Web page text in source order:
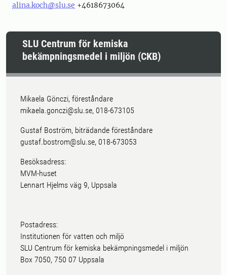
alina.koch@slu.se +4618673064
SLU Centrum för kemiska
bekämpningsmedel i miljön (CKB)
Mikaela Gönczi, föreståndare
mikaela.gonczi@slu.se, 018-673105
Gustaf Boström, biträdande föreståndare
gustaf.bostrom@slu.se, 018-673053
Besöksadress:
MVM-huset
Lennart Hjelms väg 9, Uppsala
Postadress:
Institutionen för vatten och miljö
SLU Centrum för kemiska bekämpningsmedel i miljön
Box 7050, 750 07 Uppsala